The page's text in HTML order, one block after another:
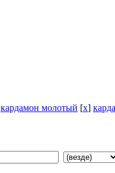
кардамон молотый [x]